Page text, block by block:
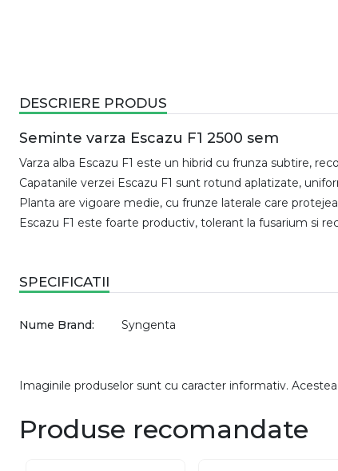
DESCRIERE PRODUS
Seminte varza Escazu F1 2500 sem
Varza alba Escazu F1 este un hibrid cu frunza subtire,
Capatanile verzei Escazu F1 sunt rotund aplatizate,
Planta are vigoare medie, cu frunze laterale care
Escazu F1 este foarte productiv, tolerant la fusarium si
SPECIFICATII
Nume Brand: Syngenta
Imaginile produselor sunt cu caracter informativ.
Produse recomandate